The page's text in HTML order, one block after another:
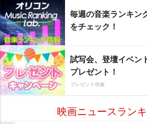
毎週の音楽ランキン
をチェック！
試写会、登壇イベン
プレゼント！
プレゼント特集
映画ニュースラン